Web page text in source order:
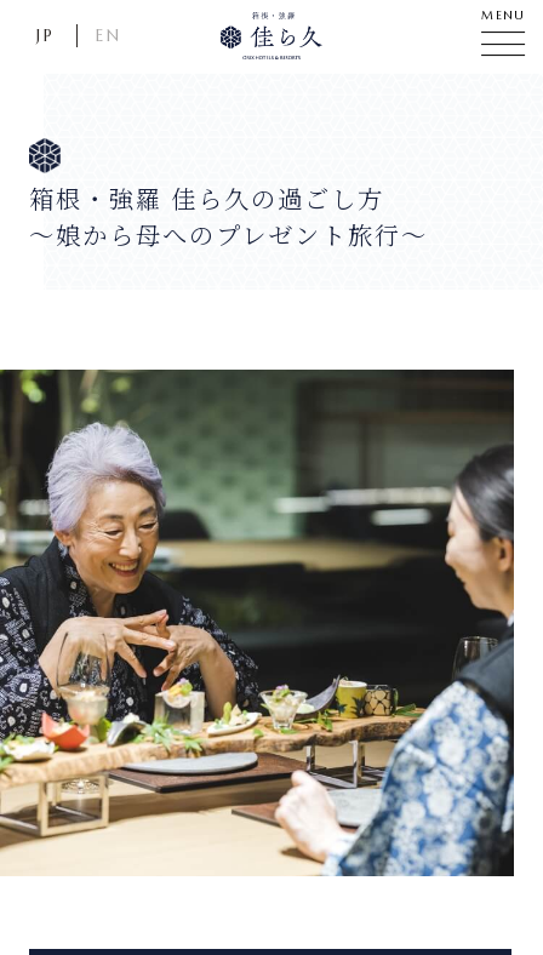
JP EN
MENU
箱根・強羅 佳ら久の過ごし方
〜娘から母へのプレゼント旅行〜